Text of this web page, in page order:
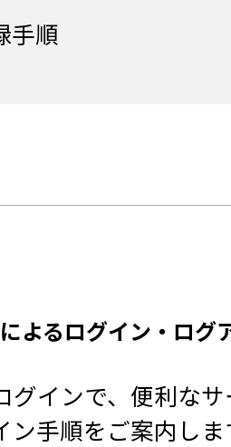
手順
よるログイン・ログ
グインで、便利な
ン手順をご案内しま